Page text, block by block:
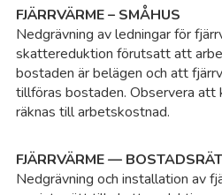
FJÄRRVÄRME – SMÅHUS
Nedgrävning av ledningar för
skattereduktion förutsatt att
bostaden är belägen och att
tillföras bostaden. Observera att
räknas till arbetskostnad.
FJÄRRVÄRME —
Nedgrävning och installation av